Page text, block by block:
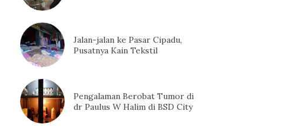
Jalan-jalan ke Pasar Cipadu,
Pusatnya Kain Tekstil
Pengalaman Berobat Tumor di
dr Paulus W Halim di BSD City